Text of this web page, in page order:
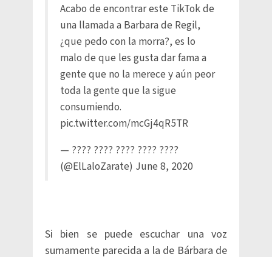
Acabo de encontrar este TikTok de
una llamada a Barbara de Regil,
¿que pedo con la morra?, es lo
malo de que les gusta dar fama a
gente que no la merece y aún peor
toda la gente que la sigue
consumiendo.
pic.twitter.com/mcGj4qR5TR
— ???? ???? ???? ???? ????
(@ElLaloZarate) June 8, 2020
Si bien se puede escuchar una voz
sumamente parecida a la de Bárbara de